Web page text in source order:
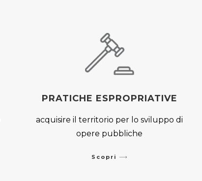
PRATICHE ESPROPRIATIVE
acquisire il territorio per lo sviluppo di
opere pubbliche
Scopri